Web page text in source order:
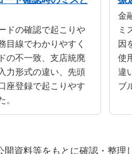
ドの確認で起こりや
目線でわかりやすく
の不一致、支店統廃
力形式の違い、先頭
座登録で起こりやす
。
金
ミ
因
使
違
ブ
開資料等をもとに確認・整理